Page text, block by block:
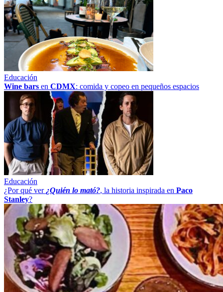
Educación
Wine bars en CDMX: comida y copeo en pequeños espacios
Educación
¿Por qué ver ¿Quién lo mató?, la historia inspirada en Paco
Stanley?